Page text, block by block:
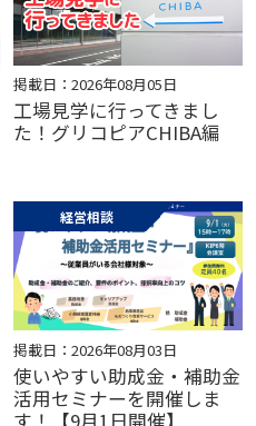
掲載日：2026年08月05日
工場見学に行ってきまし
た！グリコピアCHIBA編
経営相談
掲載日：2026年08月03日
使いやすい助成金・補助金
活用セミナーを開催しま
す！【9月1日開催】